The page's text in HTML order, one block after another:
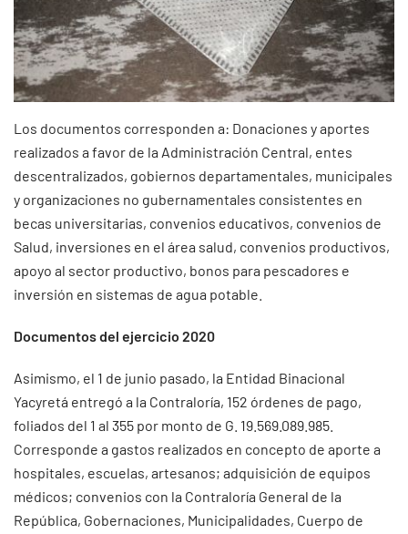
Los documentos corresponden a: Donaciones y aportes
realizados a favor de la Administración Central, entes
descentralizados, gobiernos departamentales, municipales
y organizaciones no gubernamentales consistentes en
becas universitarias, convenios educativos, convenios de
Salud, inversiones en el área salud, convenios productivos,
apoyo al sector productivo, bonos para pescadores e
inversión en sistemas de agua potable.
Documentos del ejercicio 2020
Asimismo, el 1 de junio pasado, la Entidad Binacional
Yacyretá entregó a la Contraloría, 152 órdenes de pago,
foliados del 1 al 355 por monto de G. 19.569.089.985.
Corresponde a gastos realizados en concepto de aporte a
hospitales, escuelas, artesanos; adquisición de equipos
médicos; convenios con la Contraloría General de la
República, Gobernaciones, Municipalidades, Cuerpo de